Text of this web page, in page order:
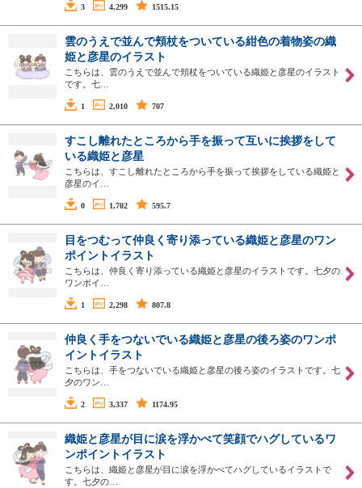
3 4,299 1515.15
雲のうえで並んで頬杖をついている紺色の着物姿の織
姫と彦星のイラスト
こちらは、雲のうえで並んで頬杖をついている織姫と彦星のイラスト
です。七…
1 2,010 707
すこし離れたところから手を振って互いに挨拶をして
いる織姫と彦星
こちらは、すこし離れたところから手を振って挨拶をしている織姫と
彦星のイ…
0 1,702 595.7
目をつむって仲良く寄り添っている織姫と彦星のワン
ポイントイラスト
こちらは、仲良く寄り添っている織姫と彦星のイラストです。七夕の
ワンポイ…
1 2,298 807.8
仲良く手をつないでいる織姫と彦星の後ろ姿のワンポ
イントイラスト
こちらは、手をつないでいる織姫と彦星の後ろ姿のイラストです。七
夕のワン…
2 3,337 1174.95
織姫と彦星が目に涙を浮かべて笑顔でハグしているワ
ンポイントイラスト
こちらは、織姫と彦星が目に涙を浮かべてハグしているイラストで
す。七夕の…